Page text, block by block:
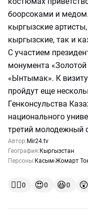
боорсоками и
кыргызские
кыргызские, так и
С участием
монумента
«Ынтымак». К
пройдут еще
Генконсульства
национального
третий молодежный
Автор: Mir24.tv
География: Кыргызстан
Персоны: Касым-Жомарт
👍🏻0 😍0 😆0 😲